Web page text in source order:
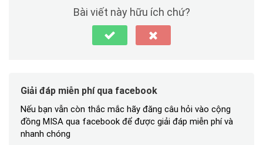
Bài viết này hữu ích chứ?
Giải đáp miễn phí qua facebook
Nếu bạn vẫn còn thắc mắc hãy đăng câu hỏi vào cộng
đồng MISA qua facebook để được giải đáp miễn phí và
nhanh chóng